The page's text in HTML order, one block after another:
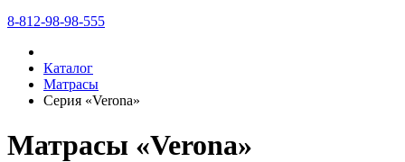
8-812-98-98-555
Каталог
Матрасы
Серия «Verona»
Матрасы «Verona»